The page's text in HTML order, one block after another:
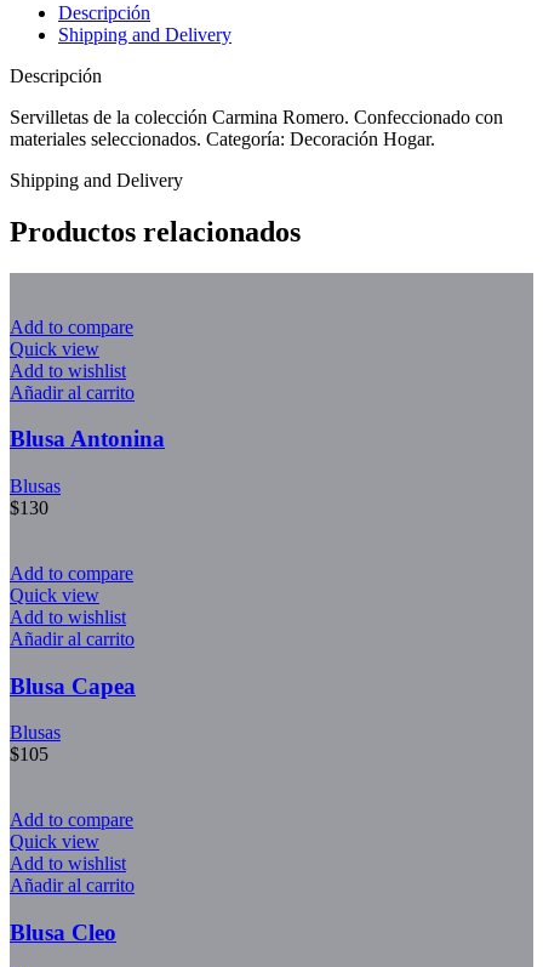
Descripción
Shipping and Delivery
Descripción
Servilletas de la colección Carmina Romero. Confeccionado con
materiales seleccionados. Categoría: Decoración Hogar.
Shipping and Delivery
Productos relacionados
Add to compare
Quick view
Add to wishlist
Añadir al carrito
Blusa Antonina
Blusas
$130
Add to compare
Quick view
Add to wishlist
Añadir al carrito
Blusa Capea
Blusas
$105
Add to compare
Quick view
Add to wishlist
Añadir al carrito
Blusa Cleo